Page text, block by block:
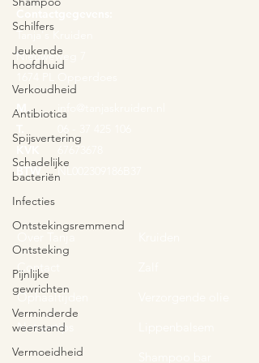
Schilfers
Jeukende
hoofdhuid
Verkoudheid
Antibiotica
Spijsvertering
Schadelijke
bacteriën
Infecties
Ontstekingsremmend
Ontsteking
Pijnlijke
gewrichten
Verminderde
weerstand
Vermoeidheid
Tanja's Kruiden
Nieuweweg 7
M.
BTW
NL002309186B37
Over Tanja
Contact
Ophaaltijden
Natuurtips